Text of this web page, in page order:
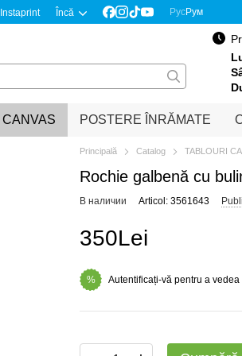
Instaprint Încă РусРум
POSTERE ÎNRĂMATE
Principală Catalog TABLOURI
Rochie galbenă cu
В наличии Articol: 3561643
350Lei
% Autentificați-vă pentru a